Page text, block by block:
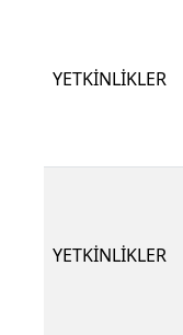
YETKİNLİKLER
YETKİNLİKLER